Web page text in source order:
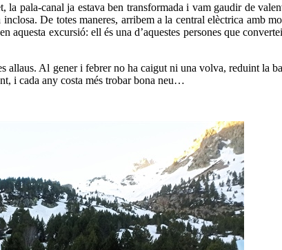
pala-canal ja estava ben transformada i vam gaudir de
De totes maneres, arribem a la central elèctrica amb
excursió: ell és una d’aquestes persones que
Al gener i febrer no ha caigut ni una volva, reduint la
i cada any costa més trobar bona neu…